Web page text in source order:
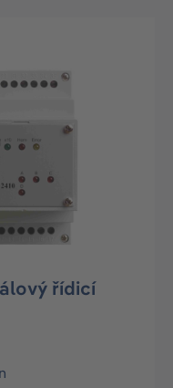
řídicí